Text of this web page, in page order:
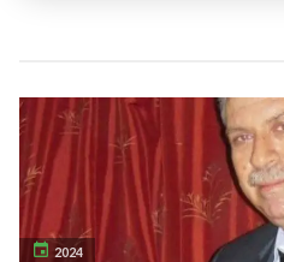
2024
